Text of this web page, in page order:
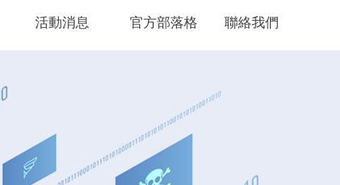
活動消息 官方部落格 聯絡我們